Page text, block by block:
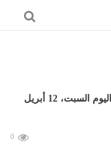
0